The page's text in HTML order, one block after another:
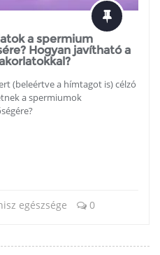
a spermium
Hogyan javítható a
(beleértve a hímtagot is) célzó
a spermiumok
egészsége 0